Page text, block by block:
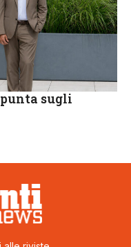
punta sugli